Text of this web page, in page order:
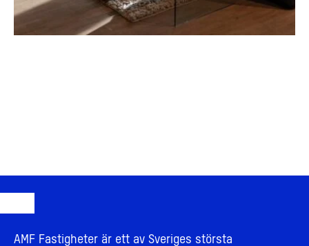
AMF Fastigheter är ett av Sveriges största